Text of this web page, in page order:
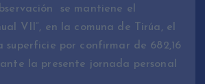
se mantiene el
VII”, en la comuna de Tirúa, el
superficie por confirmar de 682,16
la presente jornada personal